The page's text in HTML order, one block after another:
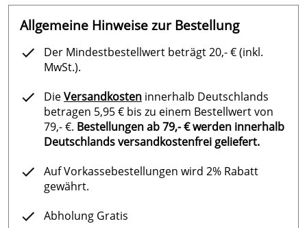
Allgemeine Hinweise zur Bestellung
Der Mindestbestellwert beträgt 20,- € (inkl.
MwSt.).
DieVersandkosten innerhalb Deutschlands
betragen 5,95 € bis zu einem Bestellwert von
79,- €. Bestellungen ab 79,- € werden innerhalb
Deutschlands versandkostenfrei geliefert.
Auf Vorkassebestellungen wird 2% Rabatt
gewährt.
Abholung Gratis